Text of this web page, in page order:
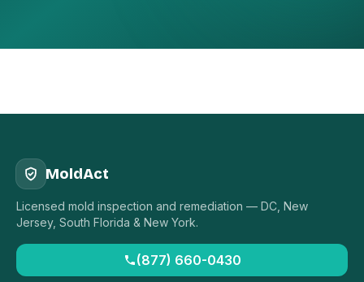
MoldAct
Licensed mold inspection and remediation — DC, New
Jersey, South Florida & New York.
(877) 660-0430